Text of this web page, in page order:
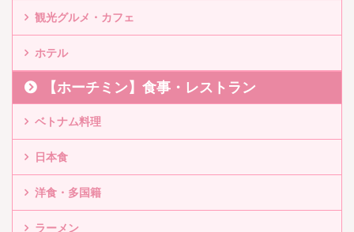
観光グルメ・カフェ
ホテル
【ホーチミン】食事・レストラン
ベトナム料理
日本食
洋食・多国籍
ラーメン